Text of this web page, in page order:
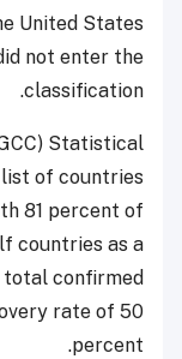
United States
not enter the
classification.
Statistical
of countries
81 percent of
countries as a
total confirmed
rate of 50
percent.